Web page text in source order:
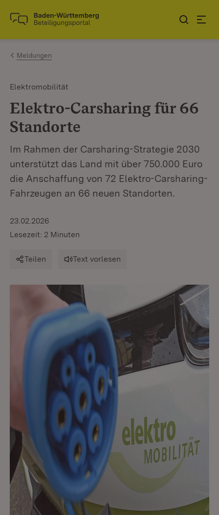
Zum Inhalt springen
Link zur Startseite
Meldungen
Elektromobilität
Elektro-Carsharing für 66
Standorte
Im Rahmen der Carsharing-Strategie 2030
unterstützt das Land mit über 750.000 Euro
die Anschaffung von 72 Elektro-Carsharing-
Fahrzeugen an 66 neuen Standorten.
23.02.2026
Lesezeit: 2 Minuten
Teilen Text vorlesen